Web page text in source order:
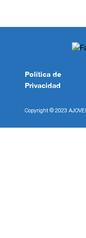
Política de
Privacidad
Copyright © 2023